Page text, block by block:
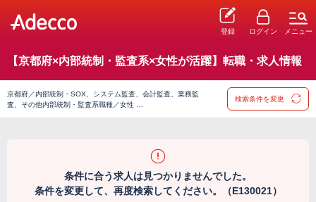
登録 ログイン メニュー
【京都府×内部統制・監査系×女性が活躍】転職・求人情報
京都府／内部統制・SOX、システム監査、会計監査、業務監
査、その他内部統制・監査系職種／女性 …
検索条件を変更
条件に合う求人は見つかりませんでした。
条件を変更して、再度検索してください。（E130021）